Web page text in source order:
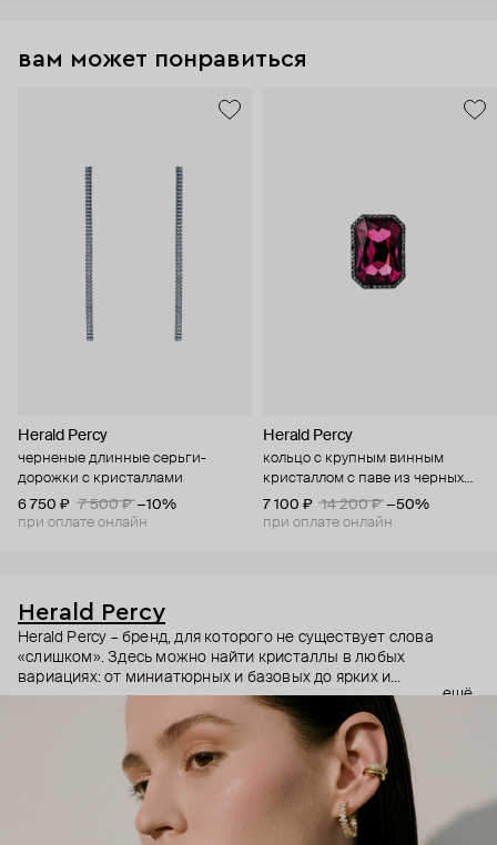
вам может понравиться
Herald Percy
черненые длинные серьги-
дорожки с кристаллами
6 750 ₽
7 500 ₽ −10%
при оплате онлайн
Herald Percy
кольцо с крупным винным
кристаллом с паве из черных
кристаллов
7 100 ₽ 14 200 ₽ −50%
при оплате онлайн
Herald Percy
Herald Percy – бренд, для которого не существует слова
«слишком». Здесь можно найти кристаллы в любых
вариациях: от миниатюрных и базовых до ярких и
массивных, которые сразу становятся главным элементом
образа. Героиня бренда – девушка из мегаполиса, которой
нужно как минимум 25 часов в сутках, чтобы все успеть, и
внушительный арсенал украшений, чтобы, поменяв серьги,
поехать на вечеринку сразу из офиса.
ещё